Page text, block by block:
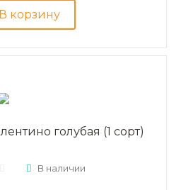
В корзину
голубая (1 сорт)
В наличии